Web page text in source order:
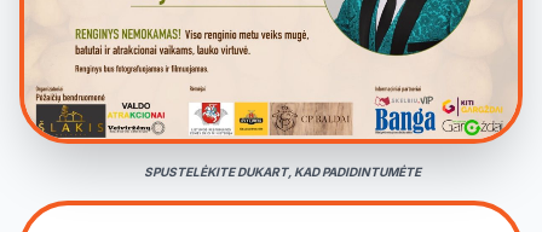
SPUSTELĖKITE DUKART, KAD PADIDINTUMĖTE